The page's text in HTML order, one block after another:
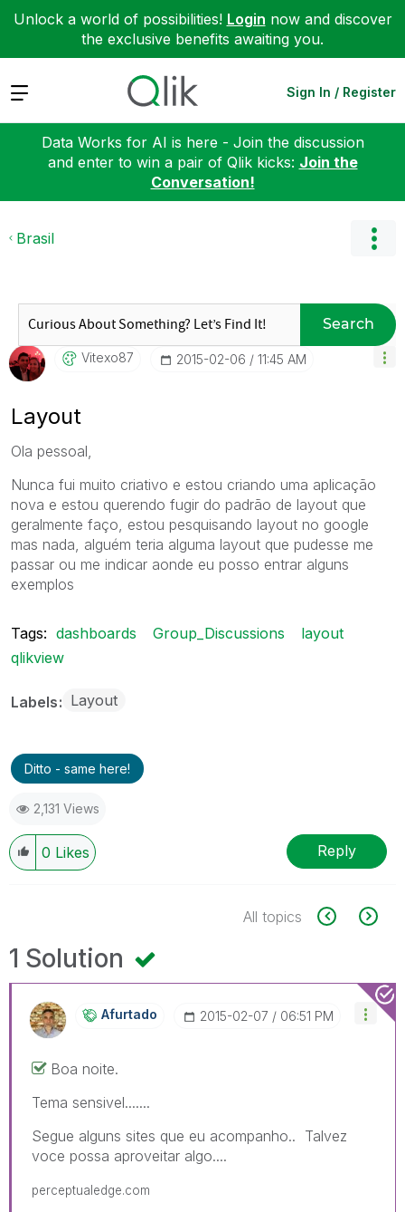
Unlock a world of possibilities! Login now and discover
the exclusive benefits awaiting you.
Expand Sign In / Register
Data Works for AI is here - Join the discussion
and enter to win a pair of Qlik kicks: Join the
Conversation!
Brasil
Search
Vitexo87 ‎2015-02-06 11:45 AM
Layout
Ola pessoal,
Nunca fui muito criativo e estou criando uma aplicação
nova e estou querendo fugir do padrão de layout que
geralmente faço, estou pesquisando layout no google
mas nada, alguém teria alguma layout que pudesse me
passar ou me indicar aonde eu posso entrar alguns
exemplos
Tags: dashboards Group_Discussions
layout
qlikview
Labels Layout
Ditto - same here!
2,131 Views
0 Likes Reply
All topics
1 Solution
Afurtado ‎2015-02-07 06:51 PM
Boa noite.
Tema sensivel.......
Segue alguns sites que eu acompanho.. Talvez
voce possa aproveitar algo....
perceptualedge.com